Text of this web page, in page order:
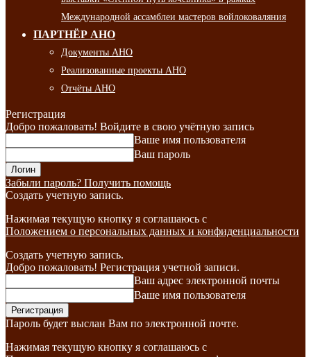
Международной ассамблеи мастеров войлоковаляния
ПАРТНЁР АНО
Документы АНО
Реализованные проекты АНО
Отчёты АНО
Регистрация
Добро пожаловать! Войдите в свою учётную запись
Ваше имя пользователя
Ваш пароль
Забыли пароль? Получить помощь
Создать учетную запись.
Нажимая текущую кнопку я соглашаюсь с
Положением о персональных данных и конфиденциальности
Создать учетную запись.
Добро пожаловать! Регистрация учетной записи.
Ваш адрес электронной почты
Ваше имя пользователя
Пароль будет выслан Вам по электронной почте.
Нажимая текущую кнопку я соглашаюсь с